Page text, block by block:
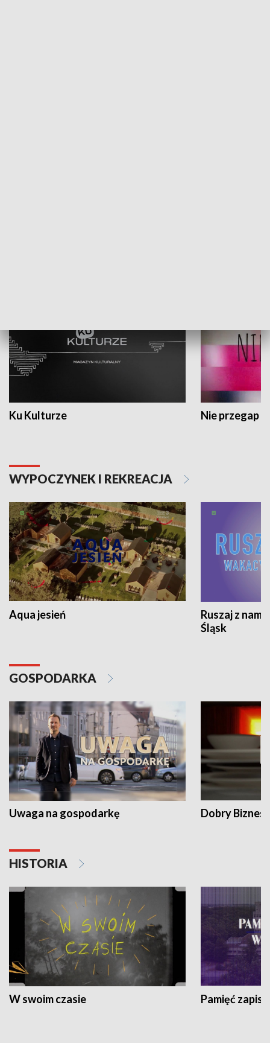
Ku Kulturze Nie przegap
WYPOCZYNEK I REKREACJA
Aqua jesień
Ruszaj z
Śląsk
GOSPODARKA
Uwaga na gospodarkę Dobry Biznes
HISTORIA
W swoim czasie Pamięć